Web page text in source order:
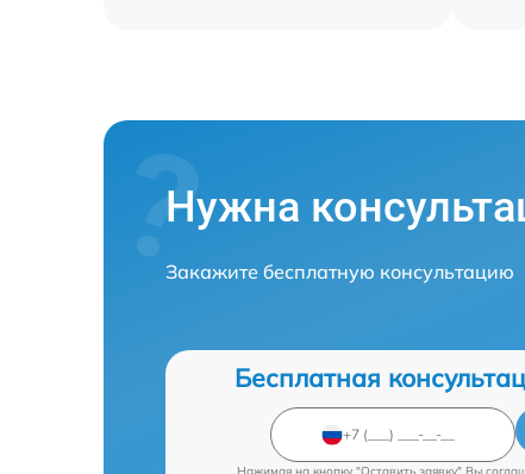
Нужна
Закажите бесплатную консультацию
Бесплатная
Нажимая на кнопку "Оставить заявку" Вы